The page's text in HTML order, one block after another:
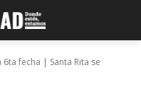
6ta fecha | Santa Rita se